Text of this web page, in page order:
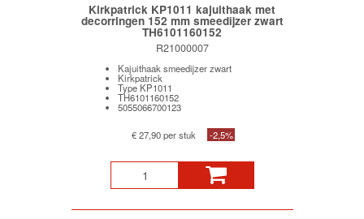
Kirkpatrick KP1011 kajuithaak met
decorringen 152 mm smeedijzer zwart
TH6101160152
R21000007
Kajuithaak smeedijzer zwart
Kirkpatrick
Type KP1011
TH6101160152
5055066700123
€ 27,90 per stuk -2,5%